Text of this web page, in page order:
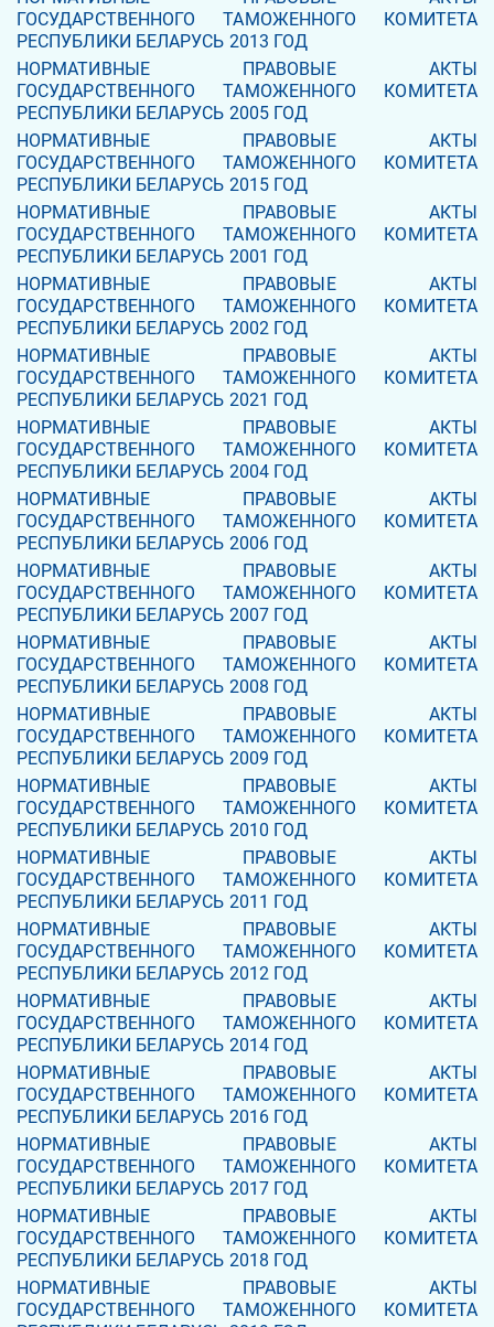
ГОСУДАРСТВЕННОГО ТАМОЖЕННОГО КОМИТЕТА
РЕСПУБЛИКИ БЕЛАРУСЬ 2013 ГОД
НОРМАТИВНЫЕ ПРАВОВЫЕ АКТЫ
ГОСУДАРСТВЕННОГО ТАМОЖЕННОГО КОМИТЕТА
РЕСПУБЛИКИ БЕЛАРУСЬ 2005 ГОД
НОРМАТИВНЫЕ ПРАВОВЫЕ АКТЫ
ГОСУДАРСТВЕННОГО ТАМОЖЕННОГО КОМИТЕТА
РЕСПУБЛИКИ БЕЛАРУСЬ 2015 ГОД
НОРМАТИВНЫЕ ПРАВОВЫЕ АКТЫ
ГОСУДАРСТВЕННОГО ТАМОЖЕННОГО КОМИТЕТА
РЕСПУБЛИКИ БЕЛАРУСЬ 2001 ГОД
НОРМАТИВНЫЕ ПРАВОВЫЕ АКТЫ
ГОСУДАРСТВЕННОГО ТАМОЖЕННОГО КОМИТЕТА
РЕСПУБЛИКИ БЕЛАРУСЬ 2002 ГОД
НОРМАТИВНЫЕ ПРАВОВЫЕ АКТЫ
ГОСУДАРСТВЕННОГО ТАМОЖЕННОГО КОМИТЕТА
РЕСПУБЛИКИ БЕЛАРУСЬ 2021 ГОД
НОРМАТИВНЫЕ ПРАВОВЫЕ АКТЫ
ГОСУДАРСТВЕННОГО ТАМОЖЕННОГО КОМИТЕТА
РЕСПУБЛИКИ БЕЛАРУСЬ 2004 ГОД
НОРМАТИВНЫЕ ПРАВОВЫЕ АКТЫ
ГОСУДАРСТВЕННОГО ТАМОЖЕННОГО КОМИТЕТА
РЕСПУБЛИКИ БЕЛАРУСЬ 2006 ГОД
НОРМАТИВНЫЕ ПРАВОВЫЕ АКТЫ
ГОСУДАРСТВЕННОГО ТАМОЖЕННОГО КОМИТЕТА
РЕСПУБЛИКИ БЕЛАРУСЬ 2007 ГОД
НОРМАТИВНЫЕ ПРАВОВЫЕ АКТЫ
ГОСУДАРСТВЕННОГО ТАМОЖЕННОГО КОМИТЕТА
РЕСПУБЛИКИ БЕЛАРУСЬ 2008 ГОД
НОРМАТИВНЫЕ ПРАВОВЫЕ АКТЫ
ГОСУДАРСТВЕННОГО ТАМОЖЕННОГО КОМИТЕТА
РЕСПУБЛИКИ БЕЛАРУСЬ 2009 ГОД
НОРМАТИВНЫЕ ПРАВОВЫЕ АКТЫ
ГОСУДАРСТВЕННОГО ТАМОЖЕННОГО КОМИТЕТА
РЕСПУБЛИКИ БЕЛАРУСЬ 2010 ГОД
НОРМАТИВНЫЕ ПРАВОВЫЕ АКТЫ
ГОСУДАРСТВЕННОГО ТАМОЖЕННОГО КОМИТЕТА
РЕСПУБЛИКИ БЕЛАРУСЬ 2011 ГОД
НОРМАТИВНЫЕ ПРАВОВЫЕ АКТЫ
ГОСУДАРСТВЕННОГО ТАМОЖЕННОГО КОМИТЕТА
РЕСПУБЛИКИ БЕЛАРУСЬ 2012 ГОД
НОРМАТИВНЫЕ ПРАВОВЫЕ АКТЫ
ГОСУДАРСТВЕННОГО ТАМОЖЕННОГО КОМИТЕТА
РЕСПУБЛИКИ БЕЛАРУСЬ 2014 ГОД
НОРМАТИВНЫЕ ПРАВОВЫЕ АКТЫ
ГОСУДАРСТВЕННОГО ТАМОЖЕННОГО КОМИТЕТА
РЕСПУБЛИКИ БЕЛАРУСЬ 2016 ГОД
НОРМАТИВНЫЕ ПРАВОВЫЕ АКТЫ
ГОСУДАРСТВЕННОГО ТАМОЖЕННОГО КОМИТЕТА
РЕСПУБЛИКИ БЕЛАРУСЬ 2017 ГОД
НОРМАТИВНЫЕ ПРАВОВЫЕ АКТЫ
ГОСУДАРСТВЕННОГО ТАМОЖЕННОГО КОМИТЕТА
РЕСПУБЛИКИ БЕЛАРУСЬ 2018 ГОД
НОРМАТИВНЫЕ ПРАВОВЫЕ АКТЫ
ГОСУДАРСТВЕННОГО ТАМОЖЕННОГО КОМИТЕТА